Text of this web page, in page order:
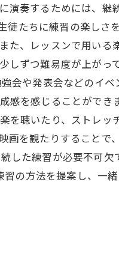
演奏するためには、継
たちに練習の楽しさ
、レッスンで用いる
しずつ難易度が上がっ
会や発表会などのイ
を感じることができ
聴いたり、ストレッ
を観たりすることで
した練習が必要不可
の方法を提案し、一